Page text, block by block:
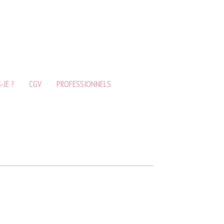
? CGV PROFESSIONNELS